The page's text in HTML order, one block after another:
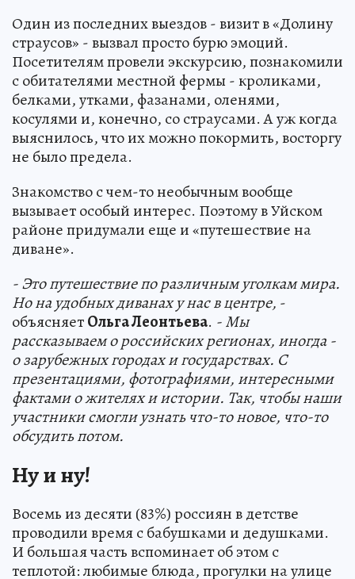
Один из последних выездов - визит в «Долину
страусов» - вызвал просто бурю эмоций.
Посетителям провели экскурсию, познакомили
с обитателями местной фермы - кроликами,
белками, утками, фазанами, оленями,
косулями и, конечно, со страусами. А уж когда
выяснилось, что их можно покормить, восторгу
не было предела.
Знакомство с чем-то необычным вообще
вызывает особый интерес. Поэтому в Уйском
районе придумали еще и «путешествие на
диване».
- Это путешествие по различным уголкам мира.
Но на удобных диванах у нас в центре, -
объясняетОльга Леонтьева. - Мы
рассказываем о российских регионах, иногда -
о зарубежных городах и государствах. С
презентациями, фотографиями, интересными
фактами о жителях и истории. Так, чтобы наши
участники смогли узнать что-то новое, что-то
обсудить потом.
Ну и ну!
Восемь из десяти (83%) россиян в детстве
проводили время с бабушками и дедушками.
И большая часть вспоминает об этом с
теплотой: любимые блюда, прогулки на улице